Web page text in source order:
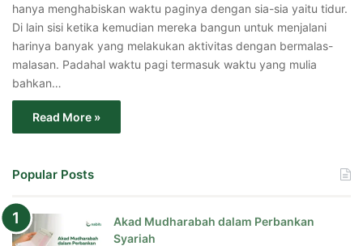
hanya menghabiskan waktu paginya dengan sia-sia yaitu tidur.
Di lain sisi ketika kemudian mereka bangun untuk menjalani
harinya banyak yang melakukan aktivitas dengan bermalas-
malasan. Padahal waktu pagi termasuk waktu yang mulia
bahkan…
Read More »
Popular Posts
Akad Mudharabah dalam Perbankan
Syariah